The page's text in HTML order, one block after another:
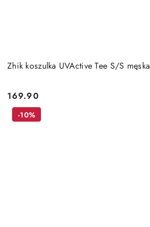
Zhik koszulka UVActive Tee S/S męska
Cena:
169.90
-10%